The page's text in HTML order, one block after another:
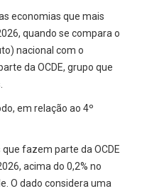
economias que mais
quando se compara o
nacional com o
da OCDE, grupo que
em relação ao 4º
fazem parte da OCDE
acima do 0,2% no
O dado considera uma